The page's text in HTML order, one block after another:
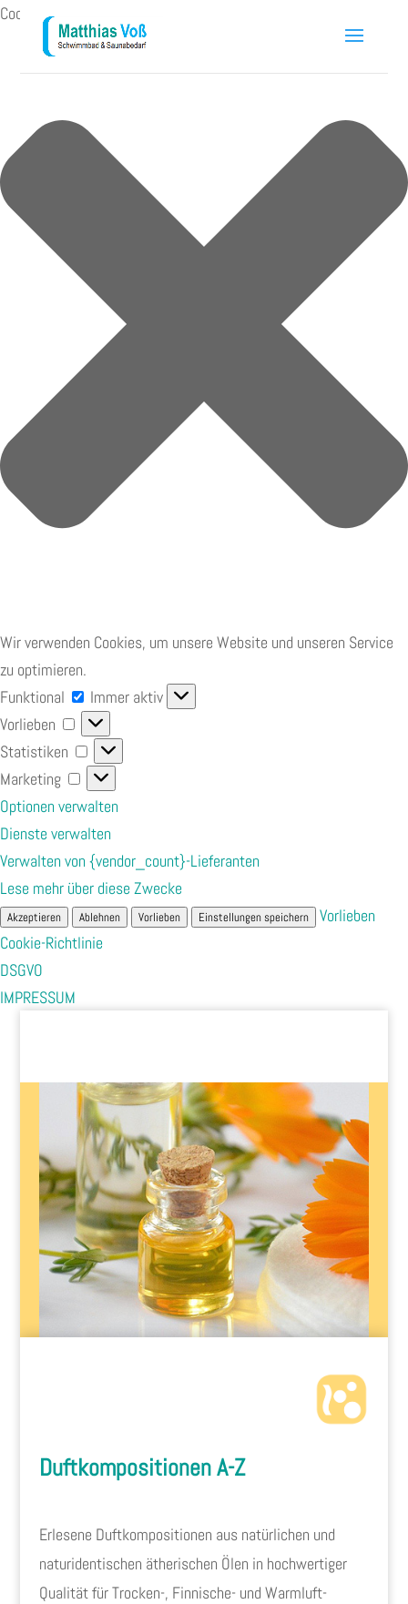
Cookie-Zustimmung verwalten
Wir verwenden Cookies, um unsere Website und unseren Service
zu optimieren.
Funktional
Funktional
Immer aktiv
Vorlieben
Vorlieben
Statistiken
Statistiken
Marketing
Marketing
Optionen verwalten
Dienste verwalten
Verwalten von {vendor_count}-Lieferanten
Lese mehr über diese Zwecke
Akzeptieren Ablehnen Vorlieben Einstellungen speichern
Vorlieben
Cookie-Richtlinie
DSGVO
IMPRESSUM
Duftkompositionen A-Z
Erlesene Duftkompositionen aus natürlichen und
naturidentischen ätherischen Ölen in hochwertiger
Qualität für Trocken-, Finnische- und Warmluft-